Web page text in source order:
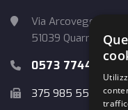
Via Arcoveggio, 4
51039 Quarrata (PT)
0573 774457
375 985 5526